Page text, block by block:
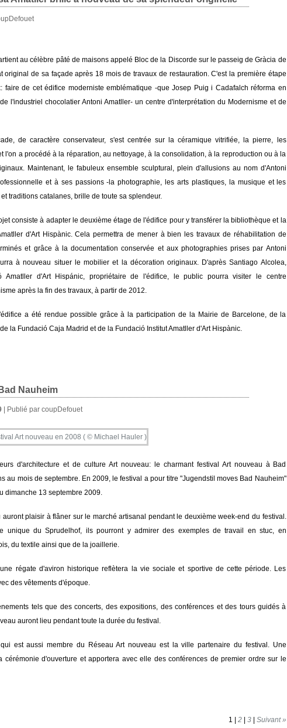
au célèbre pâté de maisons appelé Bloc de la Discorde sur le passeig de Gràcia de
original de sa façade après 18 mois de travaux de restauration. C'est la première étape
faire de cet édifice moderniste emblématique -que Josep Puig i Cadafalch réforma en
l'industriel chocolatier Antoni Amatller- un centre d'interprétation du Modernisme et de
de caractère conservateur, s'est centrée sur la céramique vitrifiée, la pierre, les
l'on a procédé à la réparation, au nettoyage, à la consolidation, à la reproduction ou à la
Maintenant, le fabuleux ensemble sculptural, plein d'allusions au nom d'Antoni
et à ses passions -la photographie, les arts plastiques, la musique et les
traditions catalanes, brille de toute sa splendeur.
consiste à adapter le deuxième étage de l'édifice pour y transférer la bibliothèque et la
d'Art Hispànic. Cela permettra de mener à bien les travaux de réhabilitation de
et grâce à la documentation conservée et aux photographies prises par Antoni
à nouveau situer le mobilier et la décoration originaux. D'après Santiago Alcolea,
Amatller d'Art Hispánic, propriétaire de l'édifice, le public pourra visiter le centre
après la fin des travaux, à partir de 2012.
a été rendue possible grâce à la participation de la Mairie de Barcelone, de la
la Fundació Caja Madrid et de la Fundació Institut Amatller d'Art Hispànic.
Nauheim
| Publié par coupDefouet
d'architecture et de culture Art nouveau: le charmant festival Art nouveau à Bad
au mois de septembre. En 2009, le festival a pour titre "Jugendstil moves Bad Nauheim"
dimanche 13 septembre 2009.
auront plaisir à flâner sur le marché artisanal pendant le deuxième week-end du festival.
unique du Sprudelhof, ils pourront y admirer des exemples de travail en stuc, en
du textile ainsi que de la joaillerie.
régate d'aviron historique reflètera la vie sociale et sportive de cette période. Les
des vêtements d'époque.
tels que des concerts, des expositions, des conférences et des tours guidés à
auront lieu pendant toute la durée du festival.
est aussi membre du Réseau Art nouveau est la ville partenaire du festival. Une
cérémonie d'ouverture et apportera avec elle des conférences de premier ordre sur le
1 2| 3| Suivant »